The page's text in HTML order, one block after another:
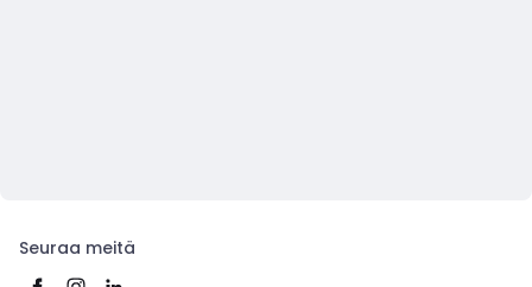
Seuraa meitä